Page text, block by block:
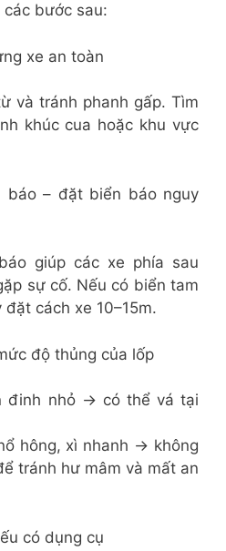
bước sau:
xe an toàn
và tránh phanh gấp. Tìm
khúc cua hoặc khu vực
báo – đặt biển báo nguy
giúp các xe phía sau
sự cố. Nếu có biển tam
cách xe 10–15m.
độ thủng của lốp
đinh nhỏ → có thể vá tại
hông, xì nhanh → không
tránh hư mâm và mất an
có dụng cụ